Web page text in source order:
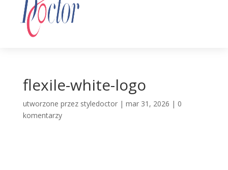
flexile-white-logo
utworzone przez styledoctor| mar 31, 2026 | 0
komentarzy